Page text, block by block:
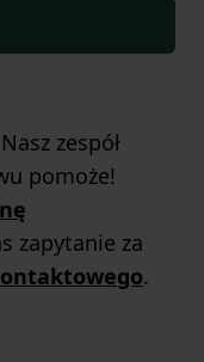
zespół
pomoże!
zapytanie za
.